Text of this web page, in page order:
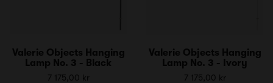
Valerie Objects Hanging
Lamp No. 3 - Black
7 175,00 kr
Valerie Objects Hanging
Lamp No. 3 - Ivory
7 175,00 kr